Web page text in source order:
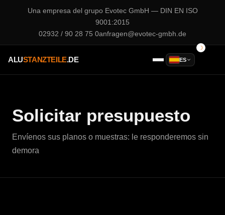
Una empresa del grupo Evotec GmbH — DIN EN ISO
9001:2015
02932 / 90 28 75 0anfragen@evotec-gmbh.de
ALUSTANZTEILE.DE ES
Solicitar presupuesto
Envíenos sus planos o muestras: le responderemos sin
demora